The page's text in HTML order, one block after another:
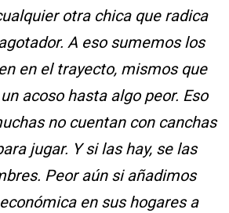
otra chica que radica
A eso sumemos los
en el trayecto, mismos que
acoso hasta algo peor. Eso
no cuentan con canchas
jugar. Y si las hay, se las
Peor aún si añadimos
en sus hogares a